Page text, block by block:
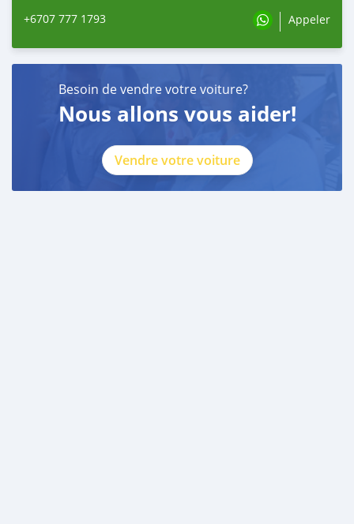
+6707 777 1793 Appeler
Besoin de vendre votre voiture?
Nous allons vous aider!
Vendre votre voiture